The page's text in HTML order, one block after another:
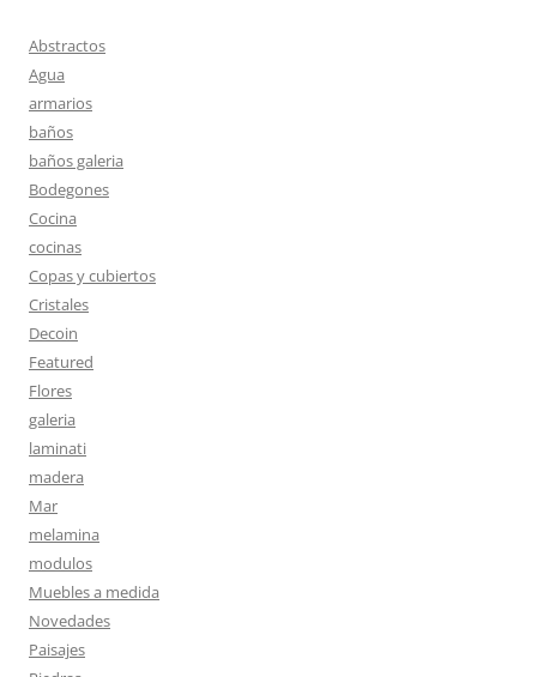
Abstractos
Agua
armarios
baños
baños galeria
Bodegones
Cocina
cocinas
Copas y cubiertos
Cristales
Decoin
Featured
Flores
galeria
laminati
madera
Mar
melamina
modulos
Muebles a medida
Novedades
Paisajes